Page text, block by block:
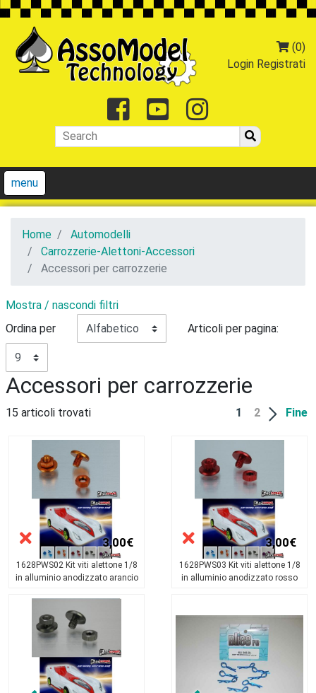
(0)
Login Registrati
Facebook
Youtube
menu
Home
Automodelli
Carrozzerie-Alettoni-Accessori
Accessori per carrozzerie
Mostra / nascondi filtri
Ordina per
Articoli per pagina:
Accessori per carrozzerie
15 articoli trovati 1 2 Fine
3,00€
1628PWS02 Kit viti alettone 1/8
in alluminio anodizzato arancio
3,00€
1628PWS03 Kit viti alettone 1/8
in alluminio anodizzato rosso